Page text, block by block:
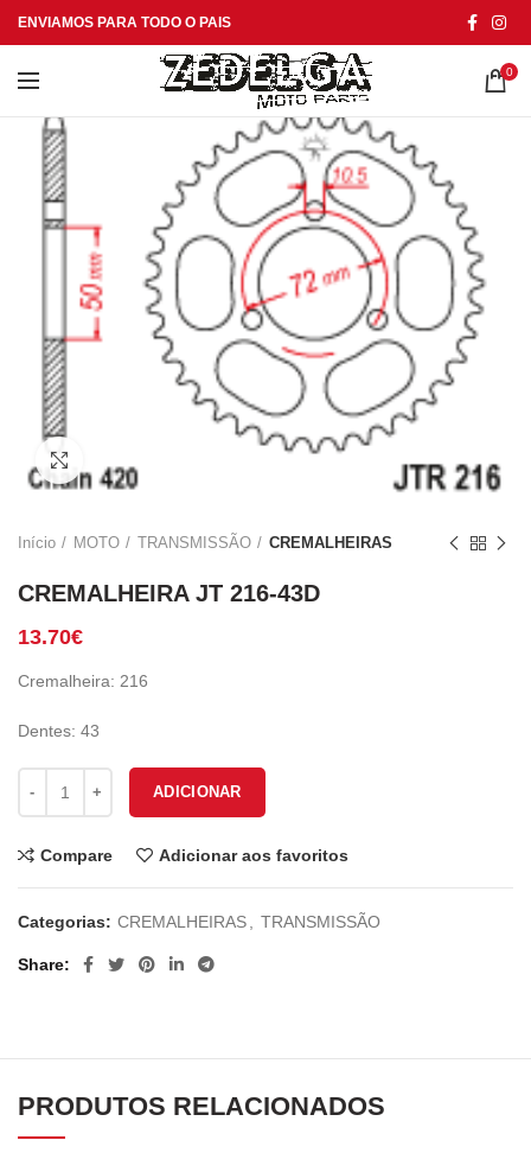
ENVIAMOS PARA TODO O PAIS
0
Início MOTO TRANSMISSÃO CREMALHEIRAS
CREMALHEIRA JT 216-43D
13.70€
Cremalheira: 216
Dentes: 43
ADICIONAR
Compare Adicionar aos favoritos
Categorias: CREMALHEIRAS TRANSMISSÃO
Share
PRODUTOS RELACIONADOS